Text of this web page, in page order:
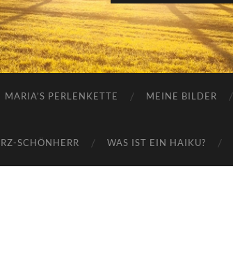
MARIA’S PERLENKETTE MEINE BILDER
SCHÖNHERR WAS IST EIN HAIKU?